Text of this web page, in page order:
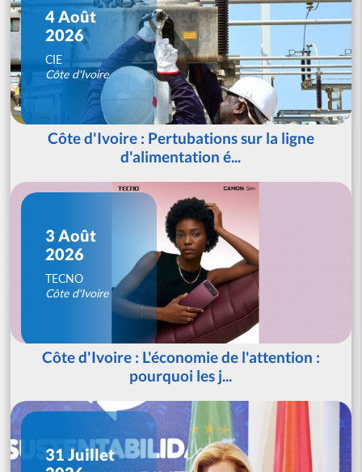
4 Août
2026
CIE
Côte d'Ivoire
Côte d'Ivoire : Pertubations sur la ligne
d'alimentation é...
3 Août
2026
TECNO
Côte d'Ivoire
Côte d'Ivoire : L'économie de l'attention :
pourquoi les j...
31 Juillet